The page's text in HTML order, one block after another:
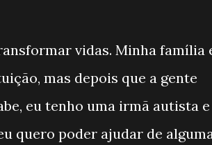
vidas. Minha família
mas depois que a gente
eu tenho uma irmã autista e
quero poder ajudar de